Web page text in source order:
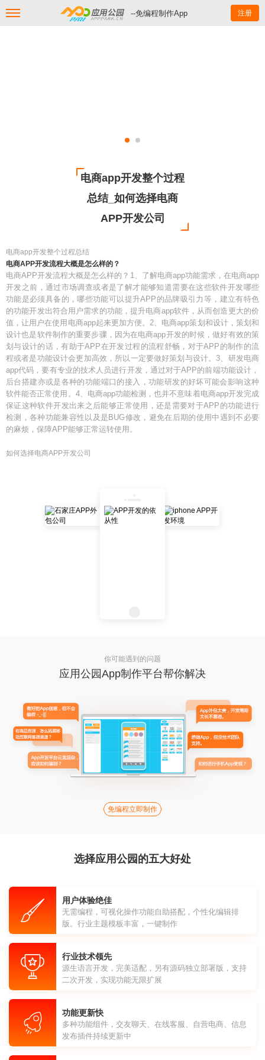
--免编程制作App 注册
电商app开发整个过程
总结_如何选择电商
APP开发公司
电商app开发整个过程总结
电商APP开发流程大概是怎么样的？
电商APP开发流程大概是怎么样的？1、了解电商app功能需求，在电商app
开发之前，通过市场调查或者是了解才能够知道需要在这些软件开发哪些
功能是必须具备的，哪些功能可以提升APP的品牌吸引力等，建立有特色
的功能开发出符合用户需求的功能，提升电商app软件，从而创造更大的价
值，让用户在使用电商app起来更加方便。2、电商app策划和设计，策划和
设计也是软件制作的重要步骤，因为在电商app开发的时候，做好有效的策
划与设计的话，有助于APP在开发过程的流程舒畅，对于APP的制作的流
程或者是功能设计会更加高效，所以一定要做好策划与设计。3、研发电商
app代码，要有专业的技术人员进行开发，通过对于APP的前端功能设计，
后台搭建亦或是各种的功能端口的接入，功能研发的好坏可能会影响这种
软件能否正常使用。4、电商app功能检测，也并不意味着电商app开发完成
保证这种软件开发出来之后能够正常使用，还是需要对于APP的功能进行
检测，各种功能兼容性以及是BUG修改，避免在后期的使用中遇到不必要
的麻烦，保障APP能够正常运转使用。
如何选择电商APP开发公司
你可能遇到的问题
应用公园App制作平台帮你解决
免编程立即制作
选择应用公园的五大好处
用户体验绝佳
无需编程，可视化操作功能自助搭配，个性化编辑排
版。行业主题模板丰富，一键制作
行业技术领先
源生语言开发，完美适配，另有源码独立部署版，支持
二次开发，实现功能无限扩展
功能更新快
多种功能组件，交友聊天、在线客服、自营电商、信息
发布插件持续更新中